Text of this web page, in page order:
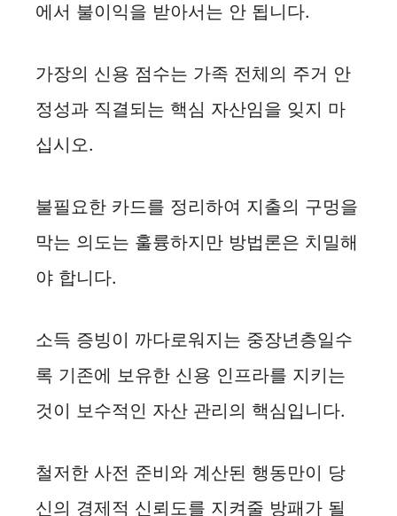
에서 불이익을 받아서는 안 됩니다.
가장의 신용 점수는 가족 전체의 주거 안
정성과 직결되는 핵심 자산임을 잊지 마
십시오.
불필요한 카드를 정리하여 지출의 구멍을
막는 의도는 훌륭하지만 방법론은 치밀해
야 합니다.
소득 증빙이 까다로워지는 중장년층일수
록 기존에 보유한 신용 인프라를 지키는
것이 보수적인 자산 관리의 핵심입니다.
철저한 사전 준비와 계산된 행동만이 당
신의 경제적 신뢰도를 지켜줄 방패가 될